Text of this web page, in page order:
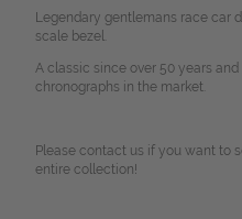
Legendary gentlemans race car
scale bezel.
A classic since over 50 years
chronographs in the market.
Please contact us if you want to
entire collection!